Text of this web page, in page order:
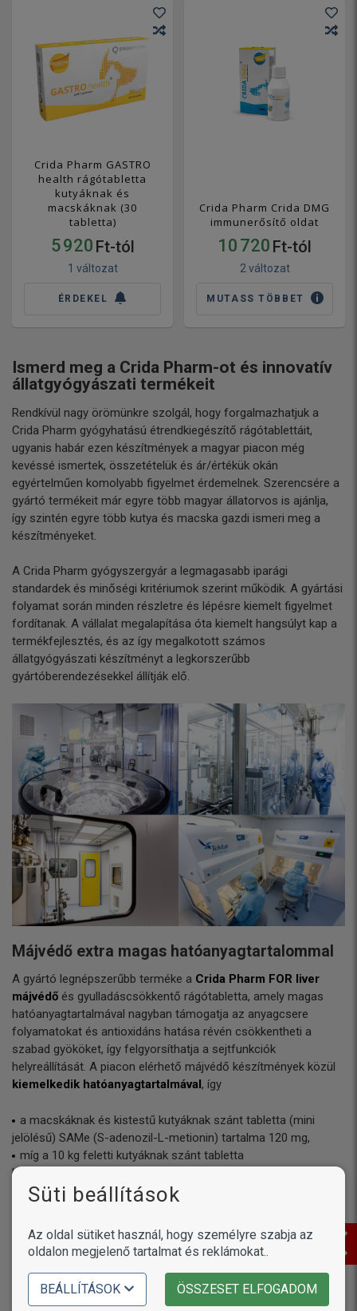
Crida Pharm GASTRO
health rágótabletta
kutyáknak és
macskáknak (30
tabletta)
5 920 Ft-tól
1 változat
ÉRDEKEL
Crida Pharm Crida DMG
immunerősítő oldat
10 720 Ft-tól
2 változat
MUTASS TÖBBET
Ismerd meg a Crida Pharm-ot és innovatív
állatgyógyászati termékeit
Rendkívül nagy örömünkre szolgál, hogy forgalmazhatjuk a
Crida Pharm gyógyhatású étrendkiegészítő rágótablettáit,
ugyanis habár ezen készítmények a magyar piacon még
kevéssé ismertek, összetételük és ár/értékük okán
egyértelműen komolyabb figyelmet érdemelnek. Szerencsére a
gyártó termékeit már egyre több magyar állatorvos is ajánlja,
így szintén egyre több kutya és macska gazdi ismeri meg a
készítményeket.
A Crida Pharm gyógyszergyár a legmagasabb iparági
standardek és minőségi kritériumok szerint működik. A gyártási
folyamat során minden részletre és lépésre kiemelt figyelmet
fordítanak. A vállalat megalapítása óta kiemelt hangsúlyt kap a
termékfejlesztés, és az így megalkotott számos
állatgyógyászati készítményt a legkorszerűbb
gyártóberendezésekkel állítják elő.
Májvédő extra magas hatóanyagtartalommal
A gyártó legnépszerűbb terméke a Crida Pharm FOR liver
májvédő és gyulladáscsökkentő rágótabletta, amely magas
hatóanyagtartalmával nagyban támogatja az anyagcsere
folyamatokat és antioxidáns hatása révén csökkentheti a
szabad gyököket, így felgyorsíthatja a sejtfunkciók
helyreállítását. A piacon elérhető májvédő készítmények közül
kiemelkedik hatóanyagtartalmával, így
a macskáknak és kistestű kutyáknak szánt tabletta (mini
jelölésű) SAMe (S-adenozil-L-metionin) tartalma 120 mg,
míg a 10 kg feletti kutyáknak szánt tabletta
hatóanyagtartalma 480 mg.
Szemvédő, ami a fehér kutyák könnyfoltjait is
eltünteti
Crida Pharm OPTYsan
különlegessége nem csak abban áll,
Süti beállítások
Az oldal sütiket használ, hogy személyre szabja az
oldalon megjelenő tartalmat és reklámokat..
BEÁLLÍTÁSOK ÖSSZESET ELFOGADOM